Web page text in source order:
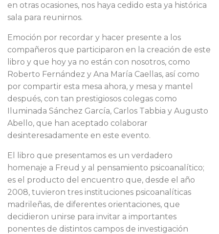
en otras ocasiones, nos haya cedido esta ya histórica
sala para reunirnos.
Emoción por recordar y hacer presente a los
compañeros que participaron en la creación de este
libro y que hoy ya no están con nosotros, como
Roberto Fernández y Ana María Caellas, así como
por compartir esta mesa ahora, y mesa y mantel
después, con tan prestigiosos colegas como
Iluminada Sánchez García, Carlos Tabbia y Augusto
Abello, que han aceptado colaborar
desinteresadamente en este evento.
El libro que presentamos es un verdadero
homenaje a Freud y al pensamiento psicoanalítico;
es el producto del encuentro que, desde el año
2008, tuvieron tres instituciones psicoanalíticas
madrileñas, de diferentes orientaciones, que
decidieron unirse para invitar a importantes
ponentes de distintos campos de investigación